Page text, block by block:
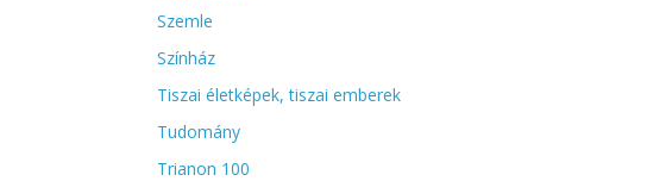
Szemle
Színház
Tiszai életképek, tiszai emberek
Tudomány
Trianon 100